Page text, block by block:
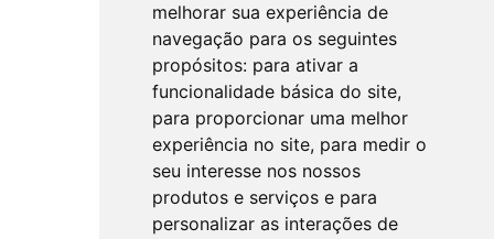
melhorar sua experiência de
navegação para os seguintes
propósitos: para ativar a
funcionalidade básica do site,
para proporcionar uma melhor
experiência no site, para medir o
seu interesse nos nossos
produtos e serviços e para
personalizar as interações de